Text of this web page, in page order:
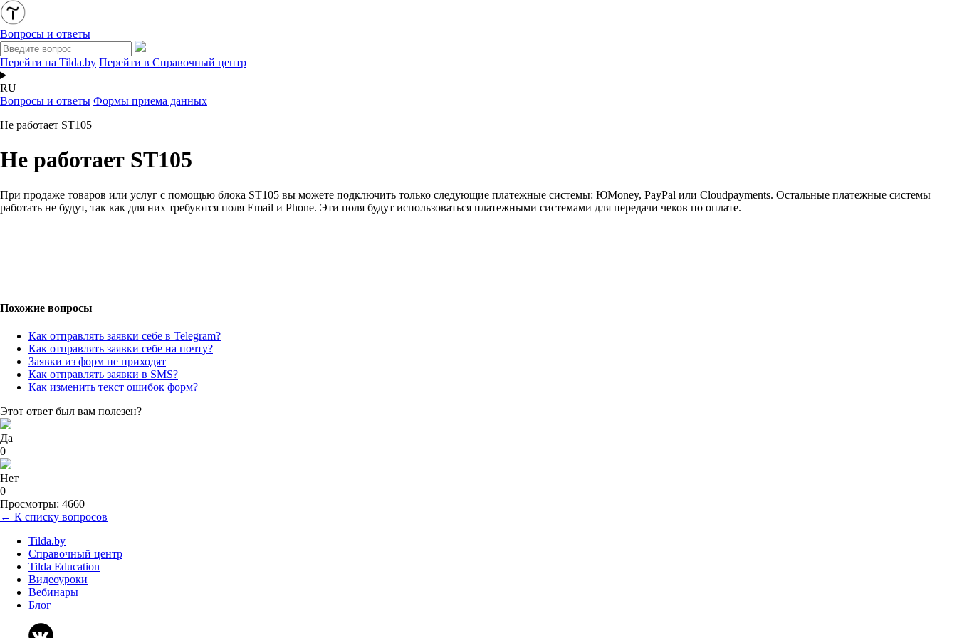
Вопросы и ответы
Перейти на Tilda.by Перейти в Справочный центр
RU
Вопросы и ответы Формы приема данных
Не работает ST105
Не работает ST105
При продаже товаров или услуг с помощью блока ST105 вы можете подключить только следующие платежные системы: ЮMoney, PayPal или Cloudpayments. Остальные платежные системы
работать не будут, так как для них требуются поля Email и Phone. Эти поля будут использоваться платежными системами для передачи чеков по оплате.
Похожие вопросы
Как отправлять заявки себе в Telegram?
Как отправлять заявки себе на почту?
Заявки из форм не приходят
Как отправлять заявки в SMS?
Как изменить текст ошибок форм?
Этот ответ был вам полезен?
Да
0
Нет
0
Просмотры: 4660
← К списку вопросов
Tilda.by
Справочный центр
Tilda Education
Видеоуроки
Вебинары
Блог